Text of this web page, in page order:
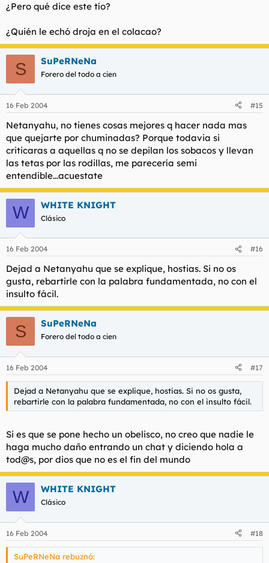
¿Pero qué dice este tío?
¿Quién le echó droja en el colacao?
S SuPeRNeNa
Forero del todo a cien
16 Feb 2004 #15
Netanyahu, no tienes cosas mejores q hacer nada mas
que quejarte por chuminadas? Porque todavia si
criticaras a aquellas q no se depilan los sobacos y llevan
las tetas por las rodillas, me parecería semi
entendible...acuestate
W WHITE KNIGHT
Clásico
16 Feb 2004 #16
Dejad a Netanyahu que se explique, hostias. Si no os
gusta, rebartirle con la palabra fundamentada, no con el
insulto fácil.
S SuPeRNeNa
Forero del todo a cien
16 Feb 2004 #17
Dejad a Netanyahu que se explique, hostias. Si no os gusta,
rebartirle con la palabra fundamentada, no con el insulto fácil.
Si es que se pone hecho un obelisco, no creo que nadie le
haga mucho daño entrando un chat y diciendo hola a
tod@s, por dios que no es el fin del mundo
W WHITE KNIGHT
Clásico
16 Feb 2004 #18
SuPeRNeNa rebuznó: